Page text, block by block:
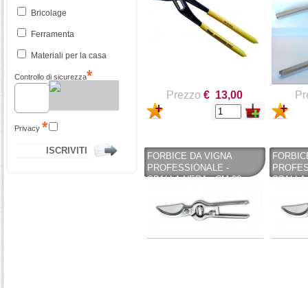
Bricolage
Ferramenta
Materiali per la casa
Controllo di sicurezza
Privacy
Prezzo € 13,00
FORBICE DA VIGNA
PROFESSIONALE -
SPALLA NERA - CM 23 -
SPALLA